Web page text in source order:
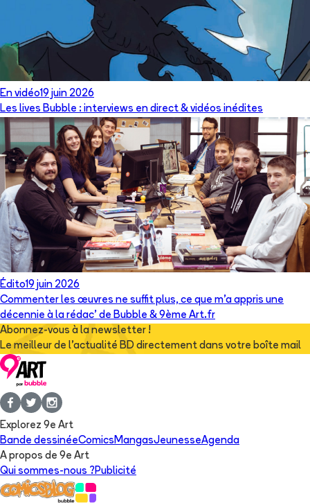
En vidéo19 juin 2026
Les lives Bubble : interviews en direct & vidéos inédites
Édito19 juin 2026
Commenter les œuvres ne suffit plus, ce que m’a appris une
décennie à la rédac’ de Bubble & 9ème Art.fr
Abonnez-vous à la newsletter !
Le meilleur de l'actualité BD directement dans votre boîte mail
Explorez 9e Art
Bande dessinéeComics MangasJeunesseAgenda
A propos de 9e Art
Qui sommes-nous ? Publicité